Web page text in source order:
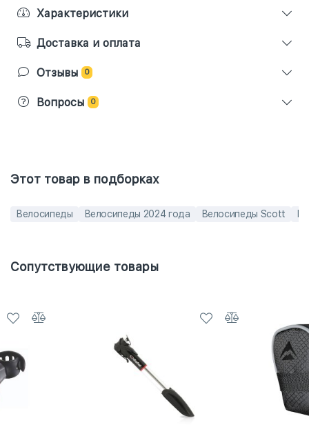
Характеристики
Доставка и оплата
Отзывы 0
Вопросы 0
Этот товар в подборках
Велосипеды Велосипеды 2024 года Велосипеды Scott
Сопутствующие товары